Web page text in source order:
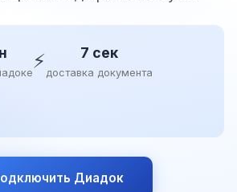
⚡ 7 сек
доставка документа
Диадок